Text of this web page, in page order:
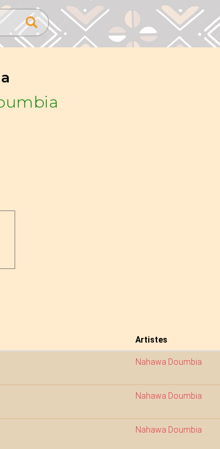
Artistes
Nahawa Doumbia
Nahawa Doumbia
Nahawa Doumbia